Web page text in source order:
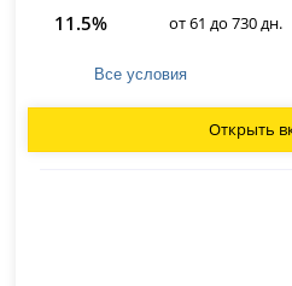
11.5% от 61 до 730 дн.
Все условия
Открыть